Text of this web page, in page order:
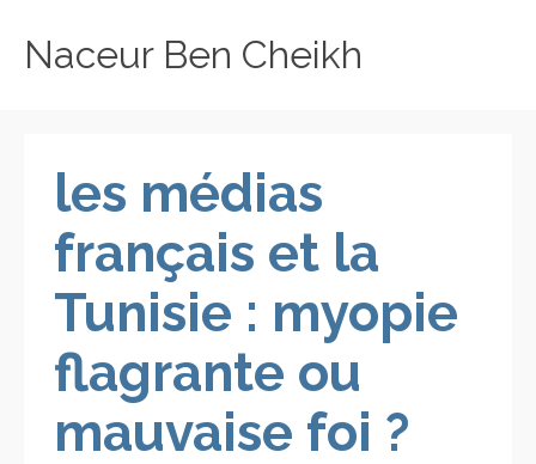
Naceur Ben Cheikh
les médias
français et la
Tunisie : myopie
flagrante ou
mauvaise foi ?